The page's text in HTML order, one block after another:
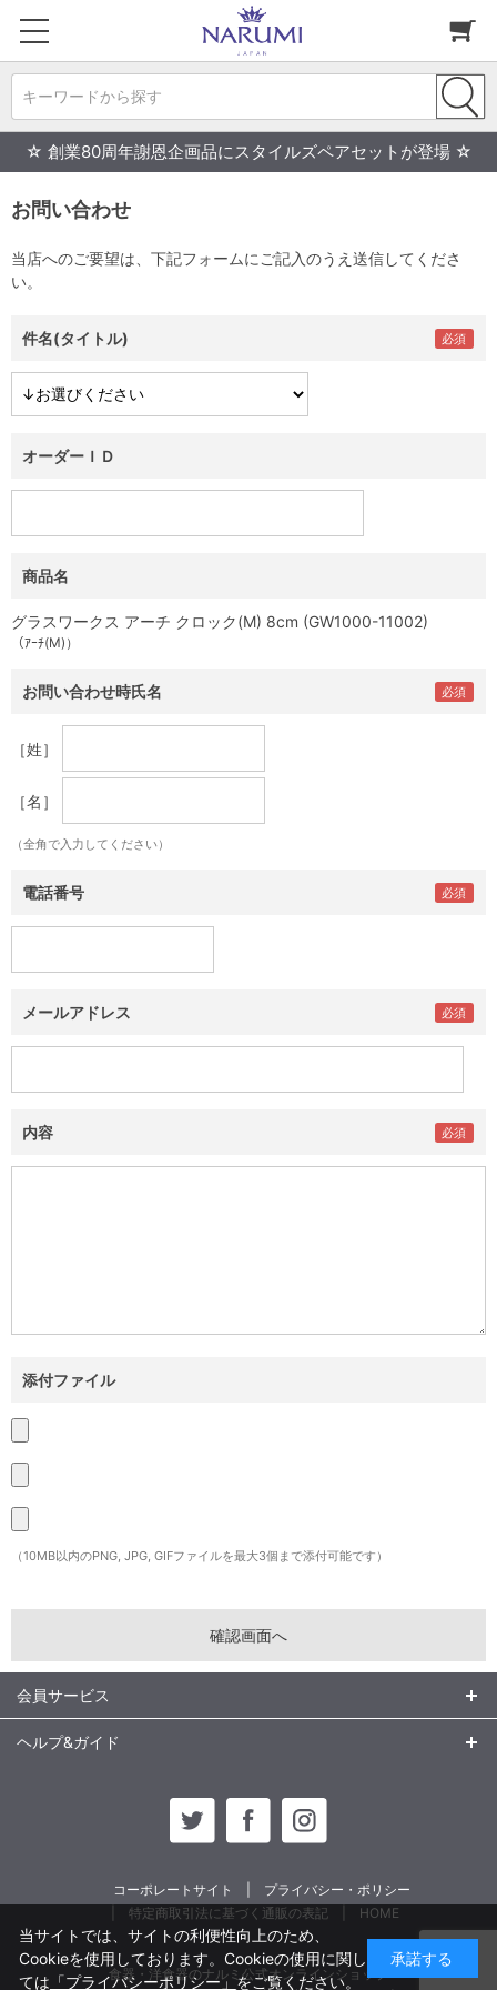
キーワードから探す
☆ 創業80周年謝恩企画品にスタイルズペアセットが登場 ☆
お問い合わせ
当店へのご要望は、下記フォームにご記入のうえ送信してくださ
い。
件名(タイトル)
オーダーＩＤ
商品名
グラスワークス アーチ クロック(M) 8cm (GW1000-11002)
（ｱｰﾁ(M)）
お問い合わせ時氏名
［姓］
［名］
（全角で入力してください）
電話番号
メールアドレス
内容
添付ファイル
（10MB以内のPNG, JPG, GIFファイルを最大3個まで添付可能です）
会員サービス
ヘルプ&ガイド
コーポレートサイト
プライバシー・ポリシー
特定商取引法に基づく通販の表記
HOME
食器・洋食器のナルミ公式オンラインショップ
当サイトでは、サイトの利便性向上のため、
Cookieを使用しております。Cookieの使用に関し
ては 「プライバシーポリシー」をご覧ください。
承諾する